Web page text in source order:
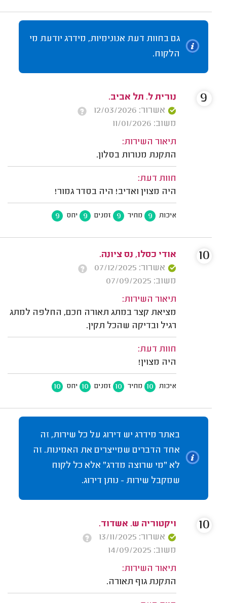
גם בחוות דעת אנונימיות, מידרג יודעת מי
הלקוח.
נורית ל. תל אביב.
אשרור: 12/03/2026
משוב: 11/01/2026
תיאור השירות:
התקנת מנורות בסלון.
חוות דעת:
היה מצוין ואדיב! היה בסדר גמור!
איכות 9 מחיר 9 זמנים 9 יחס 9
9
אודי כסלו, נס ציונה.
אשרור: 07/12/2025
משוב: 07/09/2025
תיאור השירות:
מציאת קצר במתג תאורה חכם, החלפה למתג
רגיל ובדיקה שהכל תקין.
חוות דעת:
היה מצוין!
איכות 10 מחיר 10 זמנים 10 יחס 10
10
באתר מידרג יש דירוג על כל שירות, זה
אחד הדברים שמייצרים את האמינות. זה
לא "מי שרוצה מדרג" אלא כל לקוח
שמקבל שירות - נותן דירוג.
ויקטוריה ש. אשדוד.
אשרור: 13/11/2025
משוב: 14/09/2025
תיאור השירות:
התקנת גוף תאורה.
10